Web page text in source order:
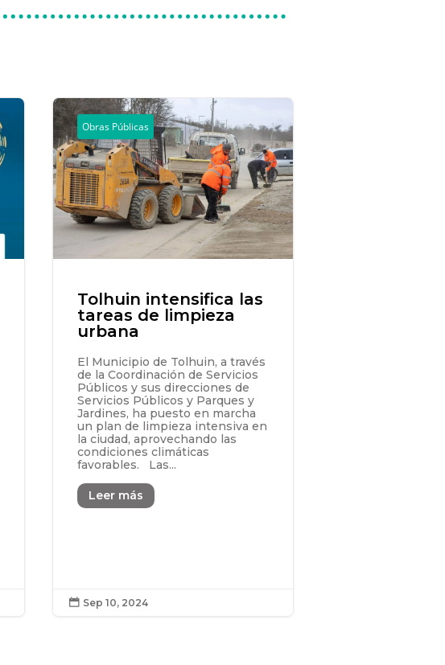
Obras Públicas
Tolhuin intensifica las
tareas de limpieza
urbana
El Municipio de Tolhuin, a través
de la Coordinación de Servicios
Públicos y sus direcciones de
Servicios Públicos y Parques y
Jardines, ha puesto en marcha
un plan de limpieza intensiva en
la ciudad, aprovechando las
condiciones climáticas
favorables. Las...
Leer más
 Sep 10, 2024